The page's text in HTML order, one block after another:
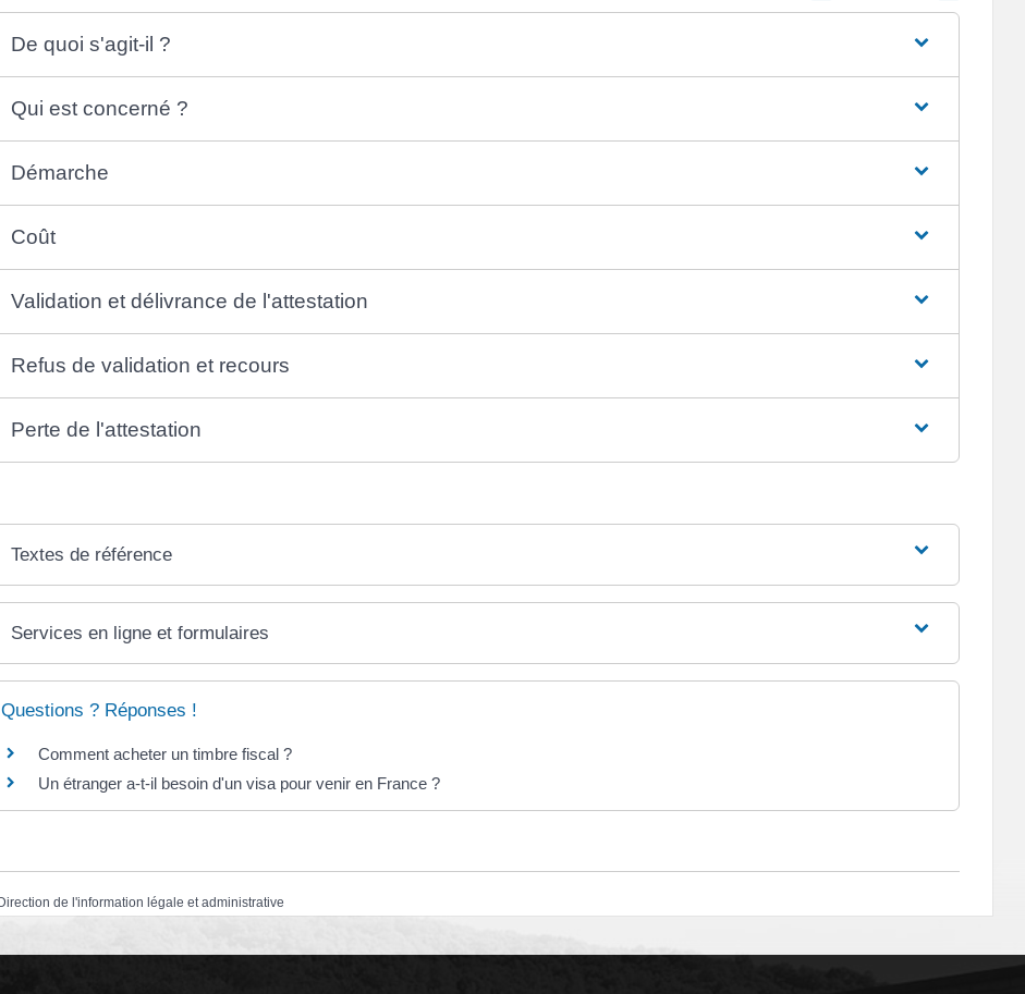
De quoi s'agit-il ?
Qui est concerné ?
Démarche
Coût
Validation et délivrance de l'attestation
Refus de validation et recours
Perte de l'attestation
Textes de référence
Services en ligne et formulaires
Questions ? Réponses !
Comment acheter un timbre fiscal ?
Un étranger a-t-il besoin d'un visa pour venir en France ?
Direction de l'information légale et administrative